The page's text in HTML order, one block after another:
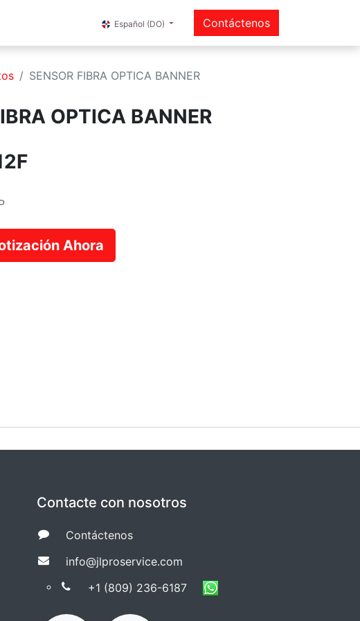
Español (DO) Contáctenos
SENSOR FIBRA OPTICA BANNER
OPTICA BANNER
Ahora
Contacte con nosotros
Co​​ntáctenos
info@jlproservice.com
+1 (809) 236-61​​87